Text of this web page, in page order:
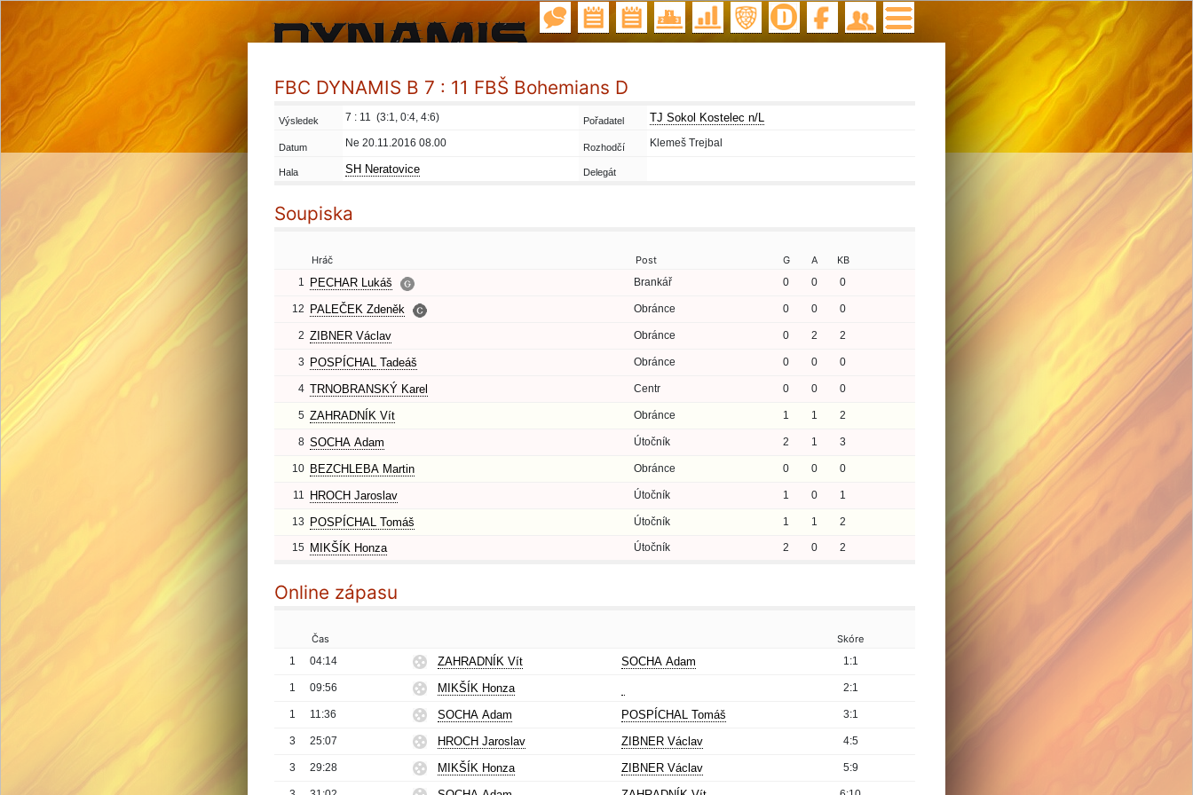
FBC DYNAMIS B 7 : 11 FBŠ Bohemians D
Výsledek 7 : 11 (3:1, 0:4, 4:6) Pořadatel TJ Sokol Kostelec n/L
Datum Ne 20.11.2016 08.00 Rozhodčí Klemeš Trejbal
Hala SH Neratovice Delegát
Soupiska
Hráč Post G A
KB
1
PECHAR Lukáš Brankář 0 0 0
12 PALEČEK Zdeněk Obránce 0 0 0
2 ZIBNER Václav Obránce 0 2 2
3 POSPÍCHAL Tadeáš Obránce 0 0 0
4 TRNOBRANSKÝ Karel Centr 0 0 0
5 ZAHRADNÍK Vít Obránce 1 1 2
8 SOCHA Adam Útočník 2 1 3
10 BEZCHLEBA Martin Obránce 0 0 0
11 HROCH Jaroslav Útočník 1 0 1
13 POSPÍCHAL Tomáš Útočník 1 1 2
15 MIKŠÍK Honza Útočník 2 0 2
Online zápasu
Čas
Skóre
1
04:14 ZAHRADNÍK Vít SOCHA Adam 1:1
1 09:56 MIKŠÍK Honza 2:1
1 11:36 SOCHA Adam POSPÍCHAL Tomáš 3:1
3 25:07 HROCH Jaroslav ZIBNER Václav 4:5
3 29:28 MIKŠÍK Honza ZIBNER Václav 5:9